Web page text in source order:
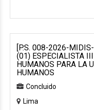
[P.S. 008-2026-
(01) ESPECIALISTA III
HUMANOS PARA LA
HUMANOS
Concluido
Lima